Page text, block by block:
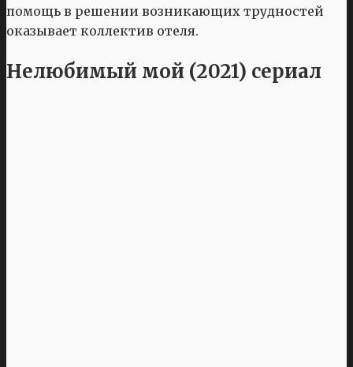
помощь в решении возникающих трудностей
оказывает коллектив отеля.
Нелюбимый мой (2021) сериал